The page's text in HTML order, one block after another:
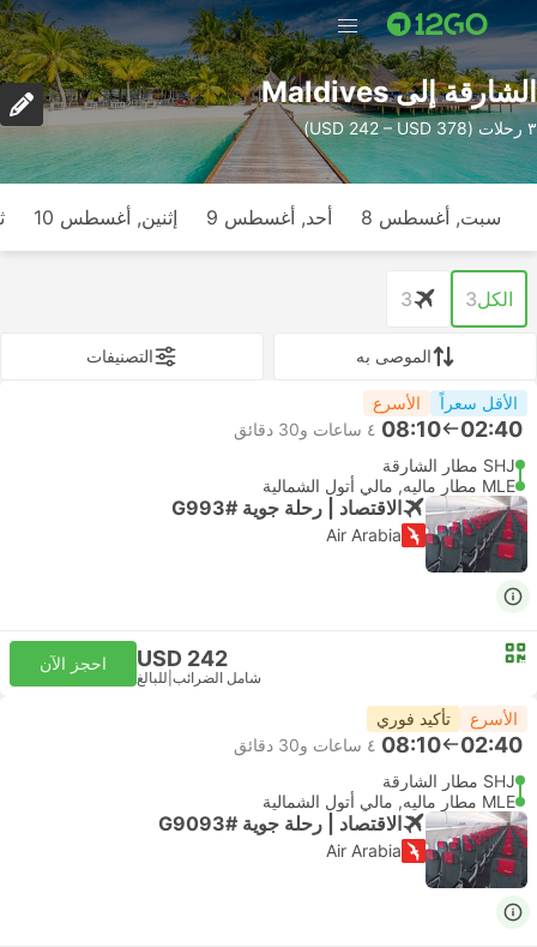
الشارقة إلى Maldives
٣ رحلات (USD 242 – USD 378)
سبت, أغسطس 8 أحد, أغسطس 9 إثنين, أغسطس 10
الكل3
3
الموصى به التصنيفات
الأقل سعراً الأسرع
02:40
08:10 ٤ ساعات و‫30 دقائق
SHJ مطار الشارقة
MLE مطار ماليه, مالي أتول الشمالية
الاقتصاد | رحلة جوية #G993
Air Arabia
USD 242
شامل الضرائب للبالغ
احجز الآن
الأسرع تأكيد فوري
02:40
08:10 ٤ ساعات و‫30 دقائق
SHJ مطار الشارقة
MLE مطار ماليه, مالي أتول الشمالية
الاقتصاد | رحلة جوية #G9093
Air Arabia